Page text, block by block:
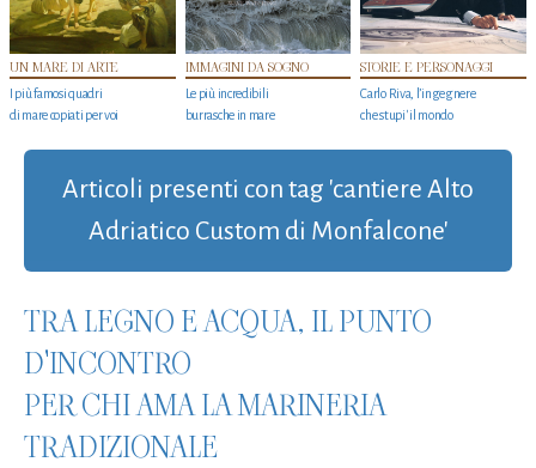
UN MARE DI ARTE
I più famosi quadri
di mare copiati per voi
IMMAGINI DA SOGNO
Le più incredibili
burrasche in mare
STORIE E PERSONAGGI
Carlo Riva, l’ingegnere
che stupi' il mondo
Articoli presenti con tag 'cantiere Alto
Adriatico Custom di Monfalcone'
TRA LEGNO E ACQUA, IL PUNTO
D'INCONTRO
PER CHI AMA LA MARINERIA
TRADIZIONALE